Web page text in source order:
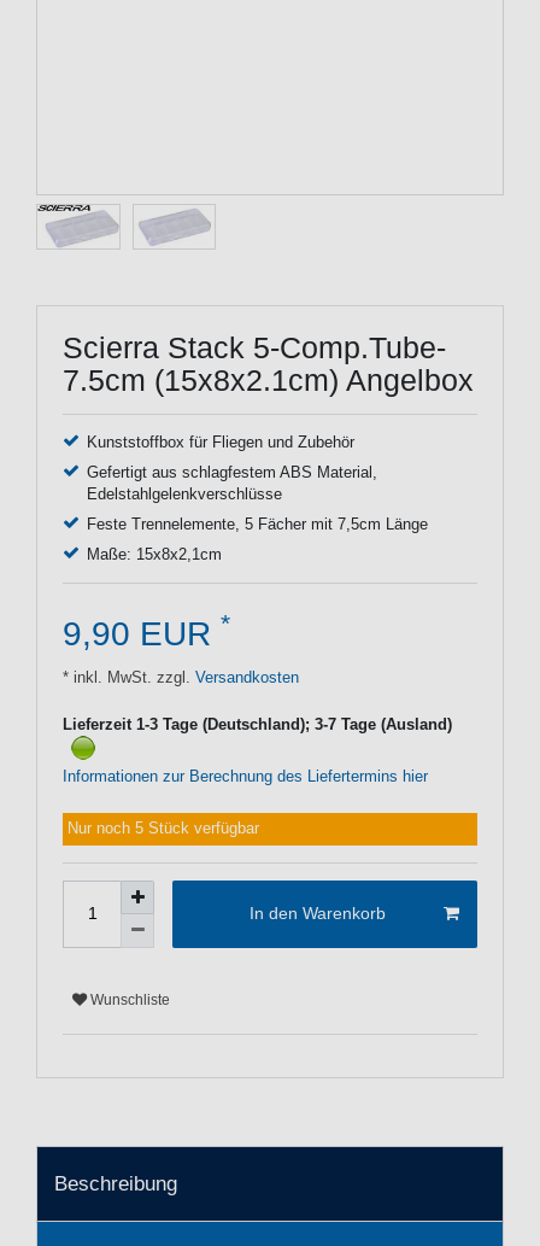
Scierra Stack 5-Comp.Tube-
7.5cm (15x8x2.1cm) Angelbox
Kunststoffbox für Fliegen und Zubehör
Gefertigt aus schlagfestem ABS Material,
Edelstahlgelenkverschlüsse
Feste Trennelemente, 5 Fächer mit 7,5cm Länge
Maße: 15x8x2,1cm
9,90 EUR *
* inkl. MwSt. zzgl. Versandkosten
Lieferzeit 1-3 Tage (Deutschland); 3-7 Tage (Ausland)
Informationen zur Berechnung des Liefertermins hier
Nur noch 5 Stück verfügbar
In den Warenkorb
Wunschliste
Beschreibung